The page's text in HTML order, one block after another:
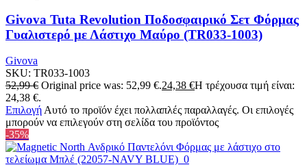
Givova Tuta Revolution Ποδοσφαιρικό Σετ Φόρμας
Γυαλιστερό με Λάστιχο Μαύρο (TR033-1003)
Givova
SKU: TR033-1003
52,99€ Original price was: 52,99 €.24,38 €Η τρέχουσα τιμή είναι:
24,38 €.
ΕπιλογήΑυτό το προϊόν έχει πολλαπλές παραλλαγές. Οι επιλογές
μπορούν να επιλεγούν στη σελίδα του προϊόντος
-35%